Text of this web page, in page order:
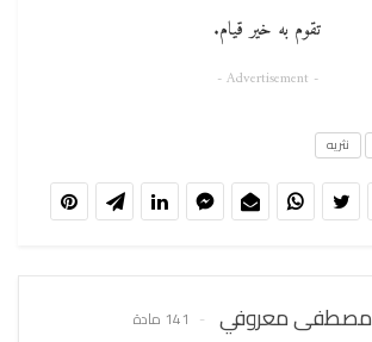
تقوم به خير قيام.
- Advertisement -
نثريه
مصطفى معروفي 141 مادة